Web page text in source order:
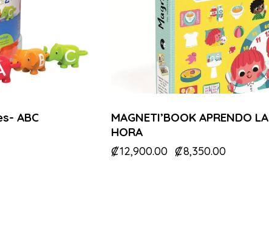
ABC
MAGNETI’BOOK APRENDO LA
HORA
₡12,900.00 ₡8,350.00